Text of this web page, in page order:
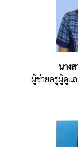
นางส
ผู้ช่วยครูผู้ดูแ